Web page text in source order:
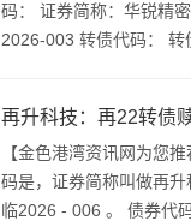
码： 证券简称：华锐精密
2026-003 转债代码： 转
会...
【金色港湾资讯网为您
码是，证券简称叫做再
临2026 - 006 。 债券代